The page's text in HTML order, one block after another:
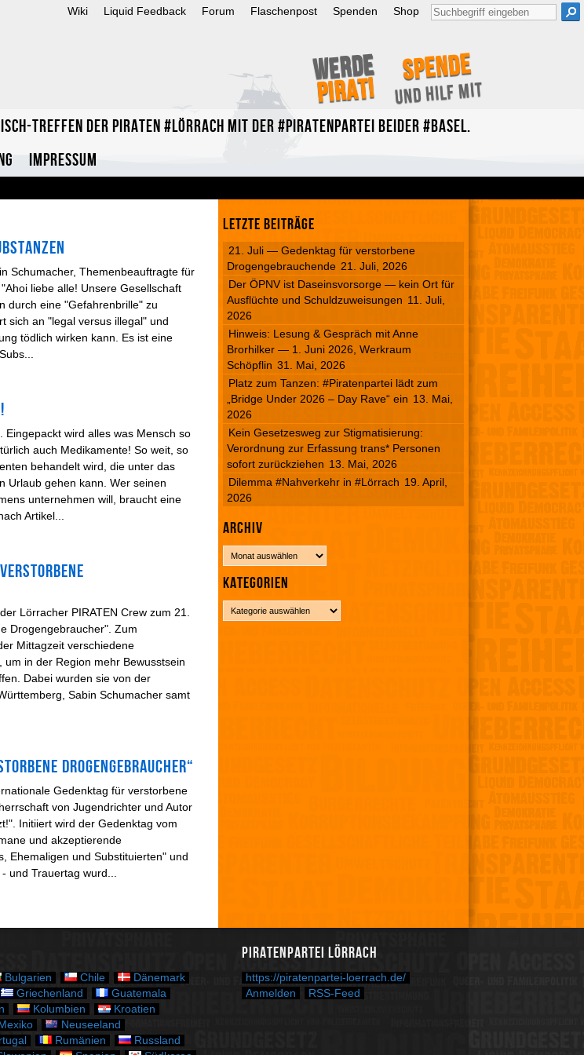
Wiki Liquid Feedback Forum Flaschenpost Spenden Shop
Suche
nach:
Treffen der Piraten #Lörrach mit der #Piratenpartei beider #Basel.
Impressum
Werde
Pirat!
Spende
und hilf mit
Schumacher, Themenbeauftragte für
liebe alle! Unsere Gesellschaft
durch eine "Gefahrenbrille" zu
sich an "legal versus illegal" und
tödlich wirken kann. Es ist eine
wird alles was Mensch so
auch Medikamente! So weit, so
behandelt wird, die unter das
Urlaub gehen kann. Wer seinen
unternehmen will, braucht eine
Artikel...
Lörracher PIRATEN Crew zum 21.
Drogengebraucher". Zum
Mittagzeit verschiedene
in der Region mehr Bewusstsein
Dabei wurden sie von der
Sabin Schumacher samt
Drogengebraucher“
Gedenktag für verstorbene
von Jugendrichter und Autor
Initiiert wird der Gedenktag vom
und akzeptierende
Ehemaligen und Substituierten" und
und Trauertag wurd...
Letzte Beiträge
21. Juli — Gedenktag für verstorbene
Drogengebrauchende 21. Juli, 2026
Der ÖPNV ist Daseinsvorsorge — kein Ort für
Ausflüchte und Schuldzuweisungen 11. Juli,
2026
Hinweis: Lesung & Gespräch mit Anne
Brorhilker — 1. Juni 2026, Werkraum
Schöpflin 31. Mai, 2026
Platz zum Tanzen: #Piratenpartei lädt zum
„Bridge Under 2026 – Day Rave“ ein 13. Mai,
2026
Kein Gesetzesweg zur Stigmatisierung:
Verordnung zur Erfassung trans* Personen
sofort zurückziehen 13. Mai, 2026
Dilemma #Nahverkehr in #Lörrach 19. April,
2026
Archiv
r
c
Kategorien
a
Bulgarien Chile
Dänemark
Griechenland
Guatemala
Kolumbien
Kroatien
Mexiko
Neuseeland
Rumänien
Russland
Piratenpartei Lörrach
https://piratenpartei-loerrach.de/
Anmelden RSS-Feed